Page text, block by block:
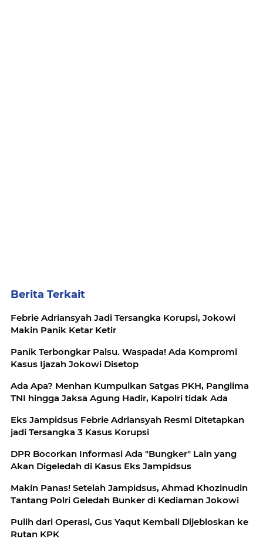
Berita Terkait
Febrie Adriansyah Jadi Tersangka Korupsi, Jokowi
Makin Panik Ketar Ketir
Panik Terbongkar Palsu. Waspada! Ada Kompromi
Kasus Ijazah Jokowi Disetop
Ada Apa? Menhan Kumpulkan Satgas PKH, Panglima
TNI hingga Jaksa Agung Hadir, Kapolri tidak Ada
Eks Jampidsus Febrie Adriansyah Resmi Ditetapkan
jadi Tersangka 3 Kasus Korupsi
DPR Bocorkan Informasi Ada "Bungker" Lain yang
Akan Digeledah di Kasus Eks Jampidsus
Makin Panas! Setelah Jampidsus, Ahmad Khozinudin
Tantang Polri Geledah Bunker di Kediaman Jokowi
Pulih dari Operasi, Gus Yaqut Kembali Dijebloskan ke
Rutan KPK